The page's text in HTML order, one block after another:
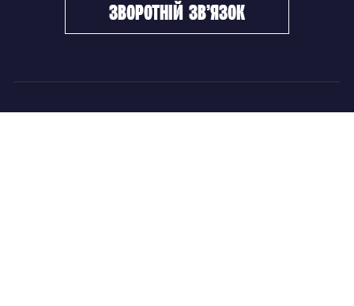
зворотній зв’язок